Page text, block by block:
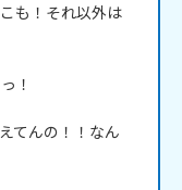
も！それ以外は
！
てんの！！なん